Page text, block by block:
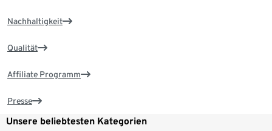
Nachhaltigkeit
Qualität
Affiliate Programm
Presse
Unsere beliebtesten Kategorien